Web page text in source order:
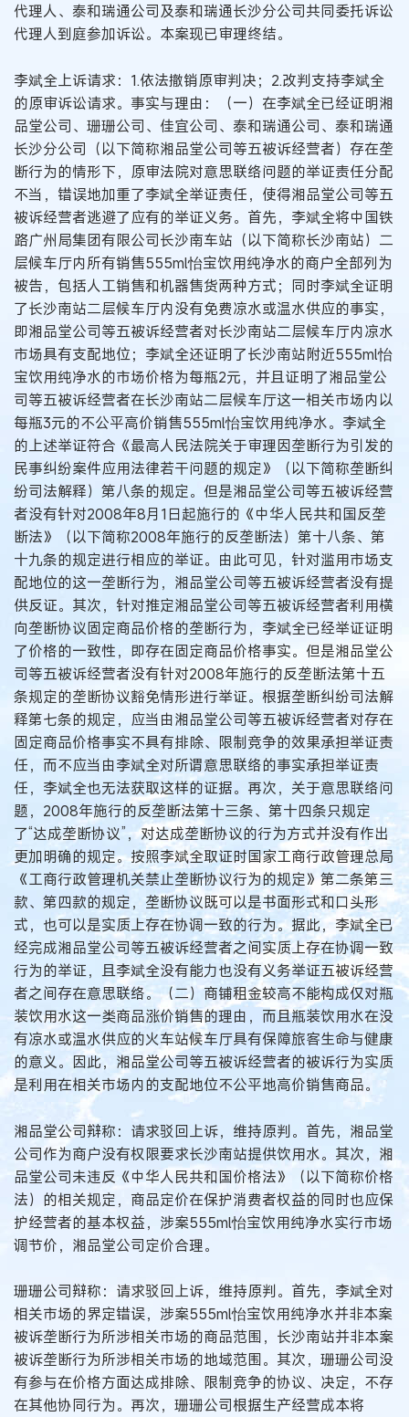
代理人、泰和瑞通公司及泰和瑞通长沙分公司共同委托诉讼
代理人到庭参加诉讼。本案现已审理终结。
李斌全上诉请求：1.依法撤销原审判决；2.改判支持李斌全
的原审诉讼请求。事实与理由：（一）在李斌全已经证明湘
品堂公司、珊珊公司、佳宜公司、泰和瑞通公司、泰和瑞通
长沙分公司（以下简称湘品堂公司等五被诉经营者）存在垄
断行为的情形下，原审法院对意思联络问题的举证责任分配
不当，错误地加重了李斌全举证责任，使得湘品堂公司等五
被诉经营者逃避了应有的举证义务。首先，李斌全将中国铁
路广州局集团有限公司长沙南车站（以下简称长沙南站）二
层候车厅内所有销售555ml怡宝饮用纯净水的商户全部列为
被告，包括人工销售和机器售货两种方式；同时李斌全证明
了长沙南站二层候车厅内没有免费凉水或温水供应的事实，
即湘品堂公司等五被诉经营者对长沙南站二层候车厅内凉水
市场具有支配地位；李斌全还证明了长沙南站附近555ml怡
宝饮用纯净水的市场价格为每瓶2元，并且证明了湘品堂公
司等五被诉经营者在长沙南站二层候车厅这一相关市场内以
每瓶3元的不公平高价销售555ml怡宝饮用纯净水。李斌全
的上述举证符合《最高人民法院关于审理因垄断行为引发的
民事纠纷案件应用法律若干问题的规定》（以下简称垄断纠
纷司法解释）第八条的规定。但是湘品堂公司等五被诉经营
者没有针对2008年8月1日起施行的《中华人民共和国反垄
断法》（以下简称2008年施行的反垄断法）第十八条、第
十九条的规定进行相应的举证。由此可见，针对滥用市场支
配地位的这一垄断行为，湘品堂公司等五被诉经营者没有提
供反证。其次，针对推定湘品堂公司等五被诉经营者利用横
向垄断协议固定商品价格的垄断行为，李斌全已经举证证明
了价格的一致性，即存在固定商品价格事实。但是湘品堂公
司等五被诉经营者没有针对2008年施行的反垄断法第十五
条规定的垄断协议豁免情形进行举证。根据垄断纠纷司法解
释第七条的规定，应当由湘品堂公司等五被诉经营者对存在
固定商品价格事实不具有排除、限制竞争的效果承担举证责
任，而不应当由李斌全对所谓意思联络的事实承担举证责
任，李斌全也无法获取这样的证据。再次，关于意思联络问
题，2008年施行的反垄断法第十三条、第十四条只规定
了“达成垄断协议”，对达成垄断协议的行为方式并没有作出
更加明确的规定。按照李斌全取证时国家工商行政管理总局
《工商行政管理机关禁止垄断协议行为的规定》第二条第三
款、第四款的规定，垄断协议既可以是书面形式和口头形
式，也可以是实质上存在协调一致的行为。据此，李斌全已
经完成湘品堂公司等五被诉经营者之间实质上存在协调一致
行为的举证，且李斌全没有能力也没有义务举证五被诉经营
者之间存在意思联络。（二）商铺租金较高不能构成仅对瓶
装饮用水这一类商品涨价销售的理由，而且瓶装饮用水在没
有凉水或温水供应的火车站候车厅具有保障旅客生命与健康
的意义。因此，湘品堂公司等五被诉经营者的被诉行为实质
是利用在相关市场内的支配地位不公平地高价销售商品。
湘品堂公司辩称：请求驳回上诉，维持原判。首先，湘品堂
公司作为商户没有权限要求长沙南站提供饮用水。其次，湘
品堂公司未违反《中华人民共和国价格法》（以下简称价格
法）的相关规定，商品定价在保护消费者权益的同时也应保
护经营者的基本权益，涉案555ml怡宝饮用纯净水实行市场
调节价，湘品堂公司定价合理。
珊珊公司辩称：请求驳回上诉，维持原判。首先，李斌全对
相关市场的界定错误，涉案555ml怡宝饮用纯净水并非本案
被诉垄断行为所涉相关市场的商品范围，长沙南站并非本案
被诉垄断行为所涉相关市场的地域范围。其次，珊珊公司没
有参与在价格方面达成排除、限制竞争的协议、决定，不存
在其他协同行为。再次，珊珊公司根据生产经营成本将